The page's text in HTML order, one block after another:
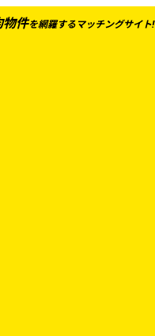
件を網羅するマッチングサイト!